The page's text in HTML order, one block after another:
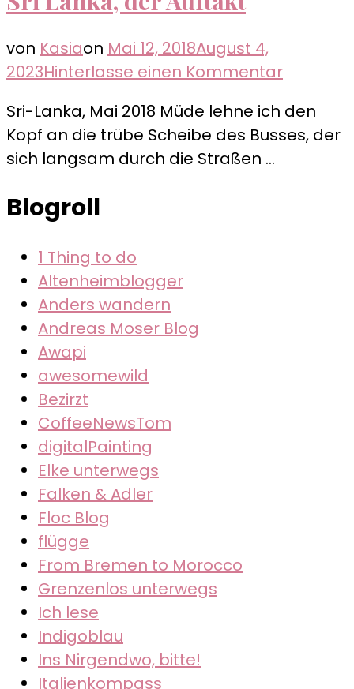
von Kasiaon Mai 12, 2018August 4,
2023Hinterlasse einen Kommentarzu
Lanka,
der
Sri-Lanka, Mai 2018 Müde lehne ich den
Kopf an die trübe Scheibe des Busses, der
sich langsam durch die Straßen …
Blogroll
1 Thing to do
Altenheimblogger
Anders wandern
Andreas Moser Blog
Awapi
awesomewild
Bezirzt
CoffeeNewsTom
digitalPainting
Elke unterwegs
Falken & Adler
Floc Blog
flügge
From Bremen to Morocco
Grenzenlos unterwegs
Ich lese
Indigoblau
Ins Nirgendwo, bitte!
Italienkompass